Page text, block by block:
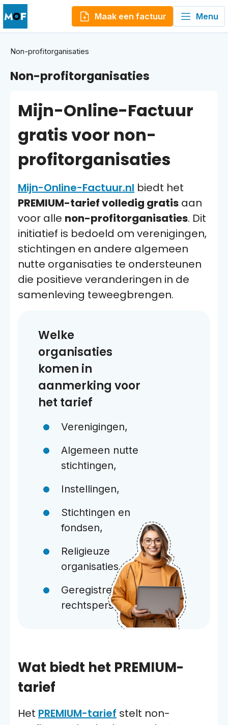
Maak een factuur Menu
Non-profitorganisaties
Non-profitorganisaties
Mijn-Online-Factuur
gratis voor non-
profitorganisaties
Mijn-Online-Factuur.nl biedt het
PREMIUM-tarief volledig gratisaan
voor alle non-profitorganisaties. Dit
initiatief is bedoeld om verenigingen,
stichtingen en andere algemeen
nutte organisaties te ondersteunen
die positieve veranderingen in de
samenleving teweegbrengen.
Welke
organisaties
komen in
aanmerking voor
het tarief
Verenigingen,
Algemeen nutte
stichtingen,
Instellingen,
Stichtingen en
fondsen,
Religieuze
organisaties,
Geregistreerde
rechtspersonen.
Wat biedt het PREMIUM-
tarief
Het PREMIUM-tarief stelt non-